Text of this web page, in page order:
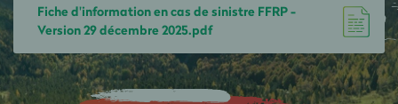
Fiche d'information en cas de sinistre FFRP -
Version 29 décembre 2025.pdf